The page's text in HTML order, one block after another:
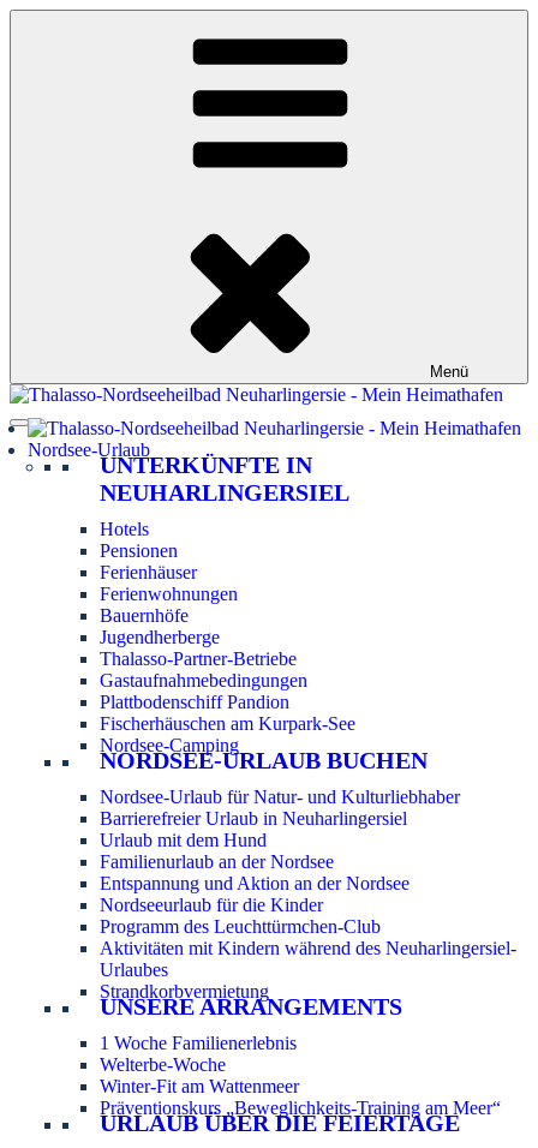
Zum
Menü
Nordsee-Urlaub
UNTERKÜNFTE IN
NEUHARLINGERSIEL
Hotels
Pensionen
Ferienhäuser
Ferienwohnungen
Bauernhöfe
Jugendherberge
Thalasso-Partner-Betriebe
Gastaufnahmebedingungen
Plattbodenschiff Pandion
Fischerhäuschen am Kurpark-See
Nordsee-Camping
NORDSEE-URLAUB BUCHEN
Nordsee-Urlaub für Natur- und Kulturliebhaber
Barrierefreier Urlaub in Neuharlingersiel
Urlaub mit dem Hund
Familienurlaub an der Nordsee
Entspannung und Aktion an der Nordsee
Nordseeurlaub für die Kinder
Programm des Leuchttürmchen-Club
Aktivitäten mit Kindern während des Neuharlingersiel-
Urlaubes
Strandkorbvermietung
UNSERE ARRANGEMENTS
1 Woche Familienerlebnis
Welterbe-Woche
Winter-Fit am Wattenmeer
Präventionskurs „Beweglichkeits-Training am Meer“
URLAUB ÜBER DIE FEIERTAGE